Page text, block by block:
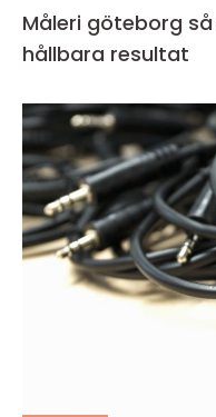
Måleri göteborg så väljer du rätt målare för
hållbara resultat